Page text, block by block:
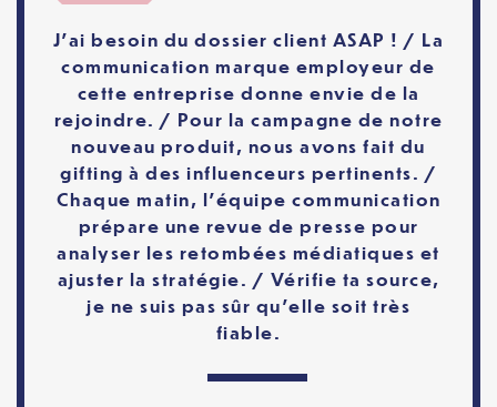
J’ai besoin du dossier client ASAP ! / La
communication marque employeur de
cette entreprise donne envie de la
rejoindre. / Pour la campagne de notre
nouveau produit, nous avons fait du
gifting à des influenceurs pertinents. /
Chaque matin, l’équipe communication
prépare une revue de presse pour
analyser les retombées médiatiques et
ajuster la stratégie. / Vérifie ta source,
je ne suis pas sûr qu’elle soit très
fiable.